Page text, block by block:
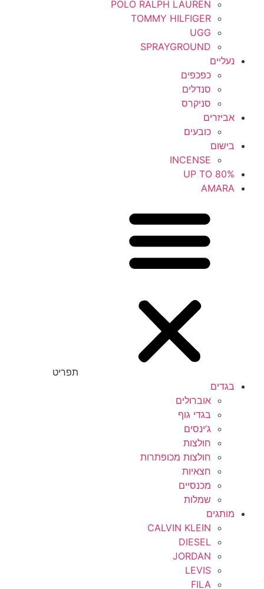
POLO RALPH LAUREN
TOMMY HILFIGER
UGG
SPRAYGROUND
נעליים
כפכפים
סנדלים
סניקרס
אביזרים
כובעים
בישום
INCENSE
UP TO 80%
AMARA
תפריט
בגדים
אוברולים
בגדי גוף
ג’ינסים
חולצות
חולצות מכופתרות
חצאיות
מכנסיים
שמלות
מותגים
CALVIN KLEIN
DIESEL
JORDAN
LEVIS
FILA